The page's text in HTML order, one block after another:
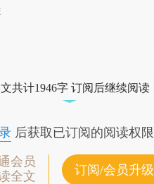
共计1946字 订阅后继续阅读
后获取已订阅的阅读权限
会员
全文
订阅/会员升级